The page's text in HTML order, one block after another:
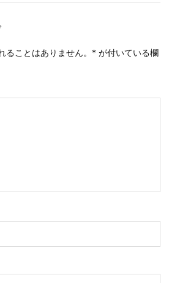
ることはありません。 * が付いている欄